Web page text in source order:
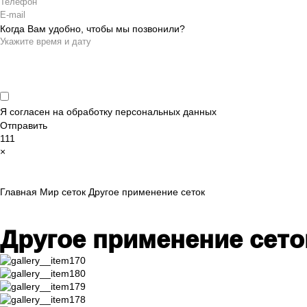
Когда Вам удобно, чтобы мы позвонили?
Я согласен на обработку персональных данных
Отправить
111
×
Главная Мир сеток Другое применение сеток
Другое применение